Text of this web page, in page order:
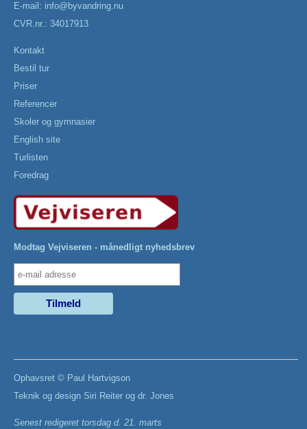
E-mail: info@byvandring.nu
CVR.nr.: 34017913
Kontakt
Bestil tur
Priser
Referencer
Skoler og gymnasier
English site
Turlisten
Foredrag
Modtag Vejviseren - månedligt nyhedsbrev
Ophavsret © Paul Hartvigson
Teknik og design Siri Reiter og dr. Jones
Senest redigeret torsdag d. 21. marts